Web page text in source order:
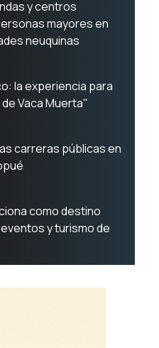
y centros
mayores en
neuquinas
la experiencia para
Vaca Muerta"
carreras públicas en
como destino
y turismo de